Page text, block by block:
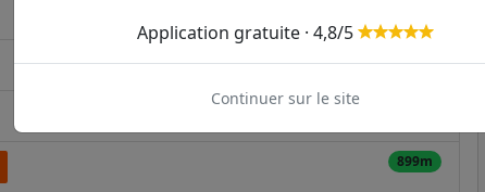
820m
899m
Application gratuite · 4,8/5
Continuer sur le site